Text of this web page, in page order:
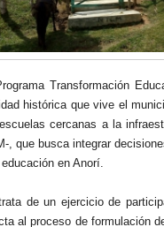
Transformación
histórica que vive el
cercanas a la
, que busca integrar
en Anorí.
de un ejercicio de
al proceso de formulación